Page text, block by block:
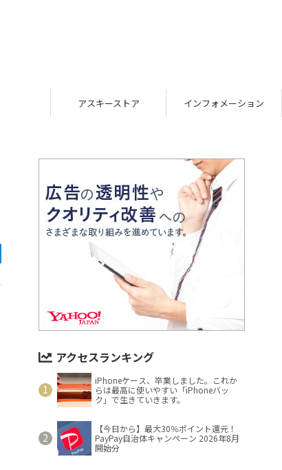
アスキーストア インフォメーション
アクセスランキング
iPhoneケース、卒業しました。これか
らは最高に使いやすい「iPhoneバッ
ク」で生きていきます。
【今日から】最大30％ポイント還元！
PayPay自治体キャンペーン 2026年8月
開始分